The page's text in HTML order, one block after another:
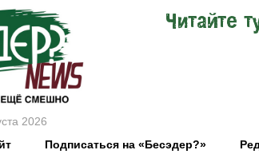
2026
Читайте
Подписаться на «Бесэдер?»